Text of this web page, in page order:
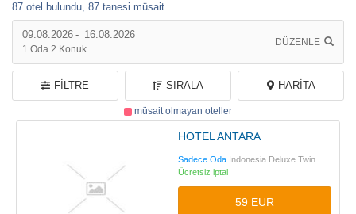
09.08.2026 - 16.08.2026
1 Oda 2 Konuk
DÜZENLE
87 otel bulundu, 87 tanesi müsait
müsait olmayan oteller
FILTRE SIRALA HARITA
HOTEL ANTARA
Sadece Oda Indonesia Deluxe Twin
Ücretsiz iptal
59 EUR